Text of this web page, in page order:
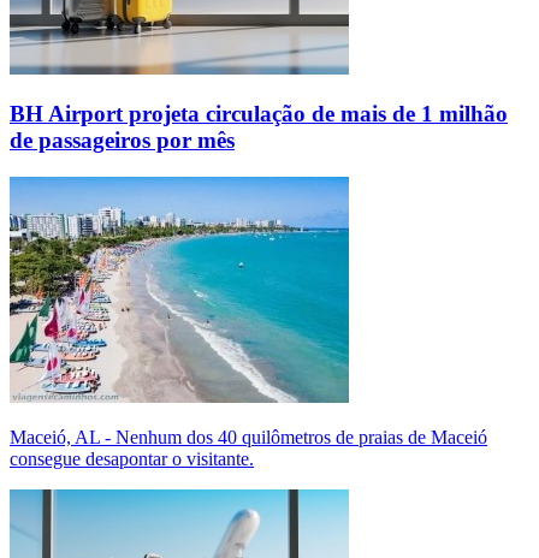
BH Airport projeta circulação de mais de 1 milhão
de passageiros por mês
Maceió, AL - Nenhum dos 40 quilômetros de praias de Maceió
consegue desapontar o visitante.